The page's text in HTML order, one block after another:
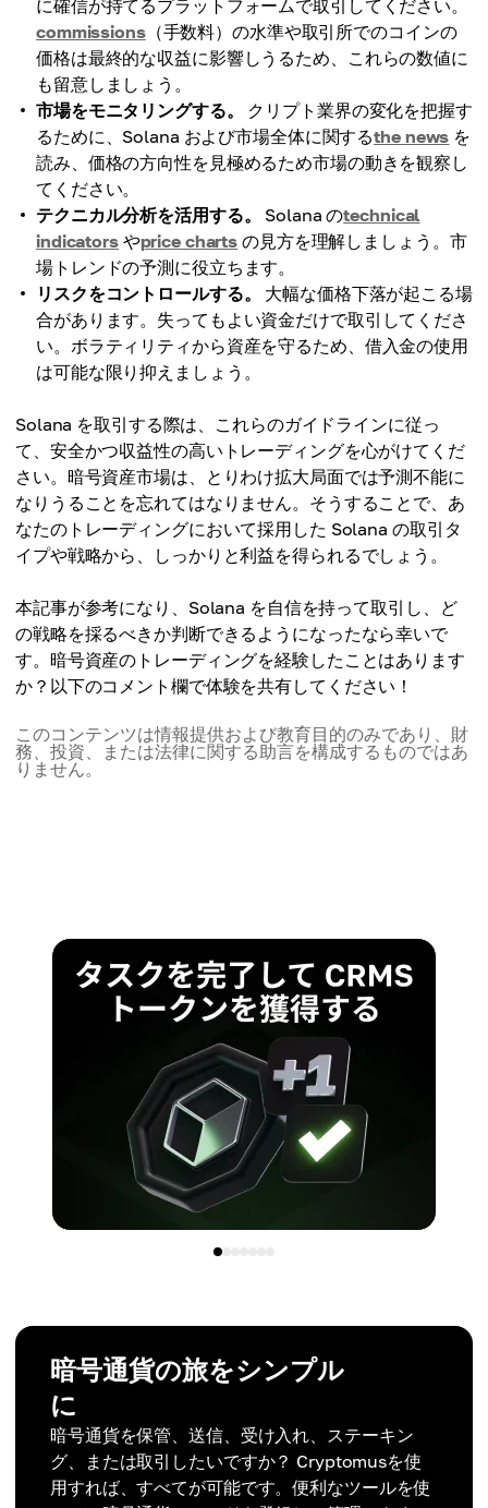
に確信が持てるプラットフォームで取引してください。
commissions（手数料）の水準や取引所でのコインの
価格は最終的な収益に影響しうるため、これらの数値に
も留意しましょう。
市場をモニタリングする。
クリプト業界の変化を把握す
るために、Solana および市場全体に関するthe news を
読み、価格の方向性を見極めるため市場の動きを観察し
てください。
テクニカル分析を活用する。
Solana のtechnical
indicatorsやprice charts の見方を理解しましょう。市
場トレンドの予測に役立ちます。
リスクをコントロールする。
大幅な価格下落が起こる場
合があります。失ってもよい資金だけで取引してくださ
い。ボラティリティから資産を守るため、借入金の使用
は可能な限り抑えましょう。
Solana を取引する際は、これらのガイドラインに従っ
て、安全かつ収益性の高いトレーディングを心がけてくだ
さい。暗号資産市場は、とりわけ拡大局面では予測不能に
なりうることを忘れてはなりません。そうすることで、あ
なたのトレーディングにおいて採用した Solana の取引タ
イプや戦略から、しっかりと利益を得られるでしょう。
本記事が参考になり、Solana を自信を持って取引し、ど
の戦略を採るべきか判断できるようになったなら幸いで
す。暗号資産のトレーディングを経験したことはあります
か？以下のコメント欄で体験を共有してください！
このコンテンツは情報提供および教育目的のみであり、財
務、投資、または法律に関する助言を構成するものではあ
りません。
暗号通貨の旅をシンプル
に
暗号通貨を保管、送信、受け入れ、ステーキン
グ、または取引したいですか？ Cryptomusを使
用すれば、すべてが可能です。便利なツールを使